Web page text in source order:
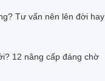
Tư vấn nên lên đời hay
12 nâng cấp đáng chờ